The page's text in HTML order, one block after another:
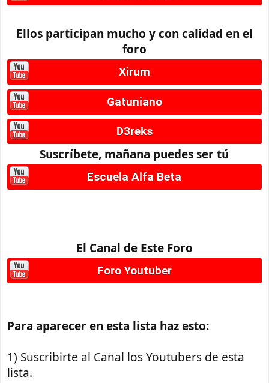
Ellos participan mucho y con calidad en el
foro
Xirum
Gatuniano
D3reks
Suscríbete, mañana puedes ser tú
Escuela Alfa Beta
El Canal de Este Foro
Foro Youtuber
Para aparecer en esta lista haz esto:
1) Suscribirte al Canal los Youtubers de esta
lista.